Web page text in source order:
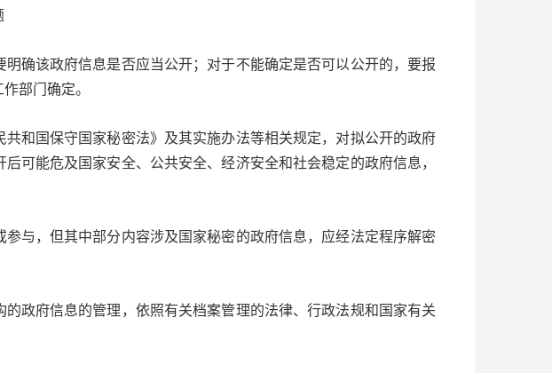
该政府信息是否应当公开；对于不能确定是否可以公开的，要报
部门确定。
国保守国家秘密法》及其实施办法等相关规定，对拟公开的政府
可能危及国家安全、公共安全、经济安全和社会稳定的政府信息，
，但其中部分内容涉及国家秘密的政府信息，应经法定程序解密
府信息的管理，依照有关档案管理的法律、行政法规和国家有关